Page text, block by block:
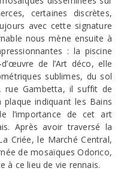
certaines discrètes,
avec cette signature
nous mène ensuite à
: la piscine
de l’Art déco, elle
sublimes, du sol
rue Gambetta, il suffit de
indiquant les Bains
l’importance de cet art
Après avoir traversé la
Criée, le Marché Central,
de mosaïques Odorico,
à ce lieu de vie rennais.